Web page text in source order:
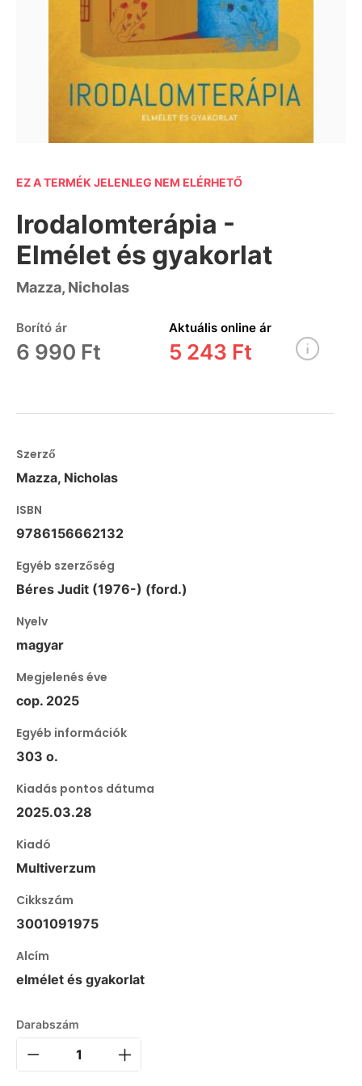
EZ A TERMÉK JELENLEG NEM ELÉRHETŐ
Irodalomterápia -
Elmélet és gyakorlat
Mazza, Nicholas
Borító ár
6 990 Ft
Aktuális online ár
5 243 Ft
Szerző
Mazza, Nicholas
ISBN
9786156662132
Egyéb szerzőség
Béres Judit (1976-) (ford.)
Nyelv
magyar
Megjelenés éve
cop. 2025
Egyéb információk
303 o.
Kiadás pontos dátuma
2025.03.28
Kiadó
Multiverzum
Cikkszám
3001091975
Alcím
elmélet és gyakorlat
Darabszám